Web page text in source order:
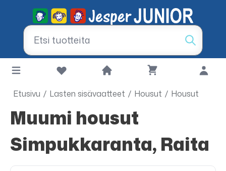
Etusivu / Lasten sisävaatteet / Housut / Housut
Muumi housut
Simpukkaranta, Raita